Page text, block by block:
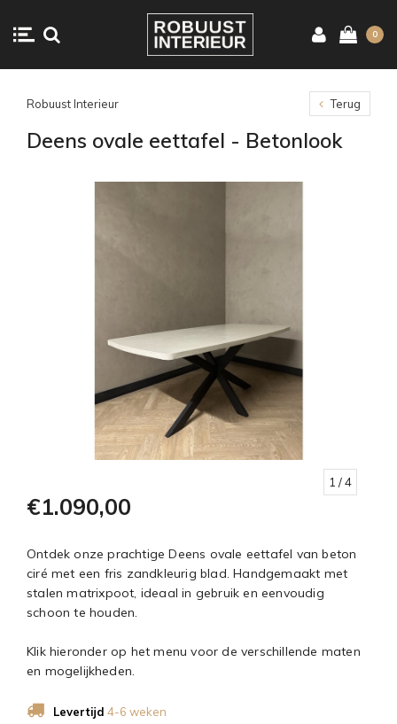
0
Robuust Interieur Terug
Deens ovale eettafel - Betonlook
1 / 4
€1.090,00
Ontdek onze prachtige Deens ovale eettafel van beton
ciré met een fris zandkleurig blad. Handgemaakt met
stalen matrixpoot, ideaal in gebruik en eenvoudig
schoon te houden.
Klik hieronder op het menu voor de verschillende maten
en mogelijkheden.
Levertijd 4-6 weken